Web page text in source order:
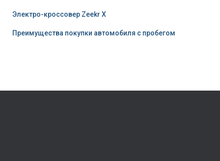
Электро-кроссовер Zeekr X
Преимущества покупки автомобиля с пробегом